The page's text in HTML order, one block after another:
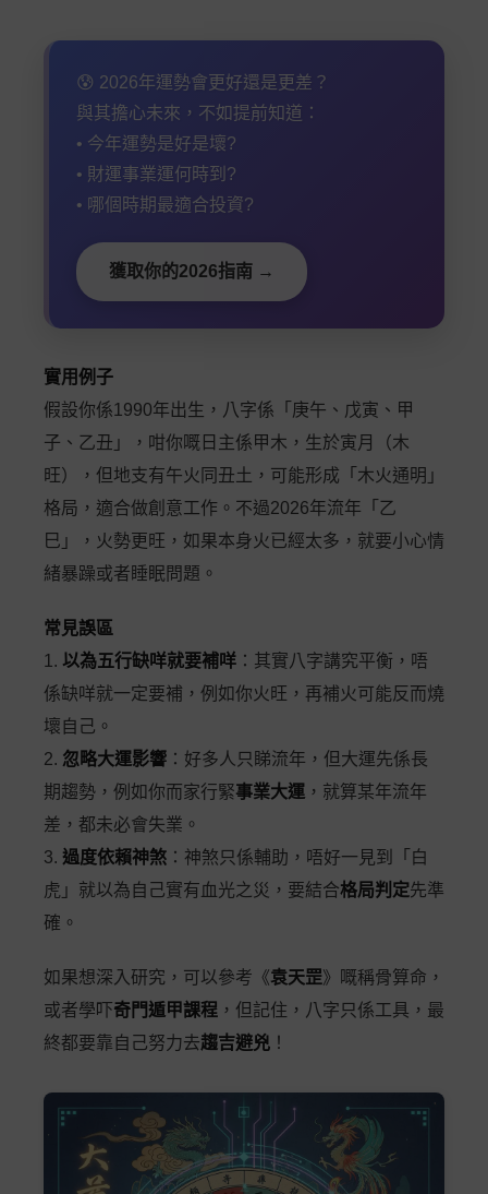
😰 2026年運勢會更好還是更差？
與其擔心未來，不如提前知道：
• 今年運勢是好是壞?
• 財運事業運何時到?
• 哪個時期最適合投資?
獲取你的2026指南 →
實用例子
假設你係1990年出生，八字係「庚午、戊寅、甲
子、乙丑」，咁你嘅日主係甲木，生於寅月（木
旺），但地支有午火同丑土，可能形成「木火通明」
格局，適合做創意工作。不過2026年流年「乙
巳」，火勢更旺，如果本身火已經太多，就要小心情
緒暴躁或者睡眠問題。
常見誤區
1. 以為五行缺咩就要補咩 ：其實八字講究平衡，唔
係缺咩就一定要補，例如你火旺，再補火可能反而燒
壞自己。
2. 忽略大運影響 ：好多人只睇流年，但大運先係長
期趨勢，例如你而家行緊事業大運 ，就算某年流年
差，都未必會失業。
3. 過度依賴神煞 ：神煞只係輔助，唔好一見到「白
虎」就以為自己實有血光之災，要結合格局判定先準
確。
如果想深入研究，可以參考《袁天罡》嘅稱骨算命，
或者學吓奇門遁甲課程 ，但記住，八字只係工具，最
終都要靠自己努力去趨吉避兇 ！